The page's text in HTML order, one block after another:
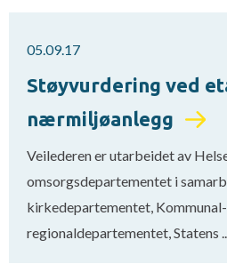
05.09.17
Støyvurdering ved
nærmiljøanlegg
Veilederen er utarbeidet av
omsorgsdepartementet i
kirkedepartementet,
regionaldepartementet, Statens